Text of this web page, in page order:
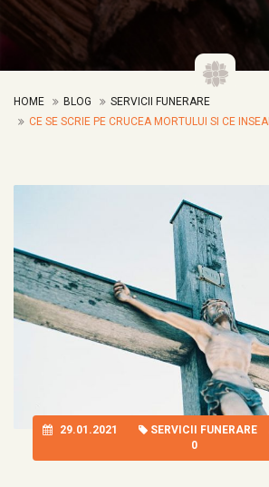
HOME BLOG
SERVICII FUNERARE
CE SE SCRIE PE CRUCEA MORTULUI SI CE
29.01.2021 SERVICII FUNERARE
0